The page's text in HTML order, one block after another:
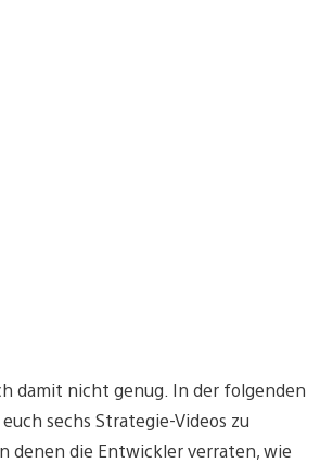
damit nicht genug. In der folgenden
sechs Strategie-Videos zu
denen die Entwickler verraten, wie